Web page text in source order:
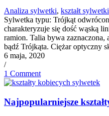
Analiza sylwetki, kształt sylwetki
Sylwetka typu: Trójkąt
charakteryzuje się dość wąską
ramion. Talia bywa
bądź Trójkąta. Ciężar optyczny
6 maja, 2020
/
1 Comment
Najpopularniejsze